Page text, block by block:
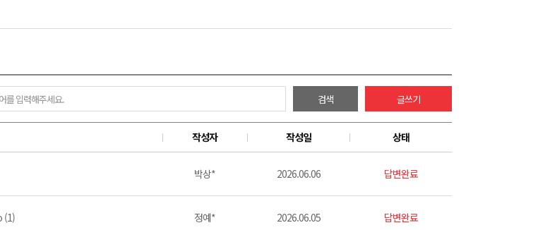
검색 글쓰기
작성자 작성일 상태
박상* 2026.06.06 답변완료
(1) 정예* 2026.06.05 답변완료